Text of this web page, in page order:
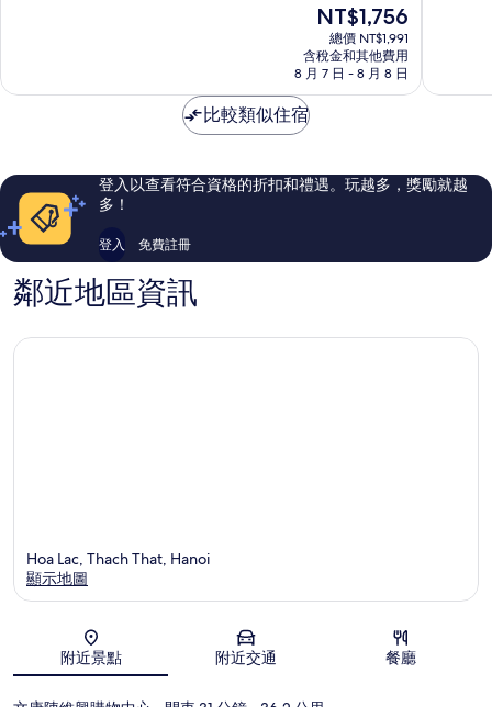
慈
評
現
在
價
格
為
NT$1,756
總價 NT$1,991
含稅金和其他費用
8 月 7 日 - 8 月 8 日
極
評
論
比較類似住宿
登入以查看符合資格的折扣和禮遇。玩越多，獎勵就越
多！
登入 免費註冊
鄰近地區資訊
地圖
Hoa Lac, Thach That, Hanoi
顯示地圖
附近景點 附近交通 餐廳